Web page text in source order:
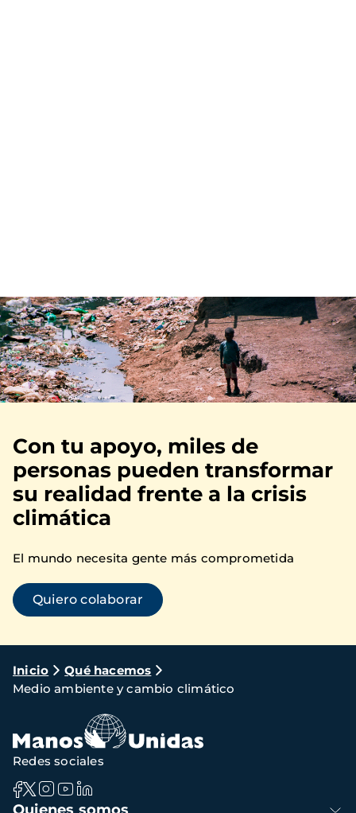
Imagen
Con tu apoyo, miles de
personas pueden transformar
su realidad frente a la crisis
climática
El mundo necesita gente más comprometida
Quiero colaborar
Ruta
de
navegación
Inicio
Qué hacemos
Medio ambiente y cambio climático
Navegación
Redes sociales